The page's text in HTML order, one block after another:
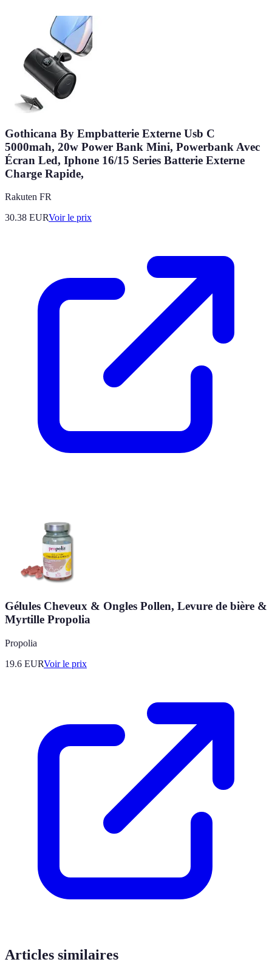
Gothicana By Empbatterie Externe Usb C
5000mah, 20w Power Bank Mini, Powerbank Avec
Écran Led, Iphone 16/15 Series Batterie Externe
Charge Rapide,
Rakuten FR
30.38 EURVoir le prix
Gélules Cheveux & Ongles Pollen, Levure de bière &
Myrtille Propolia
Propolia
19.6 EURVoir le prix
Articles similaires